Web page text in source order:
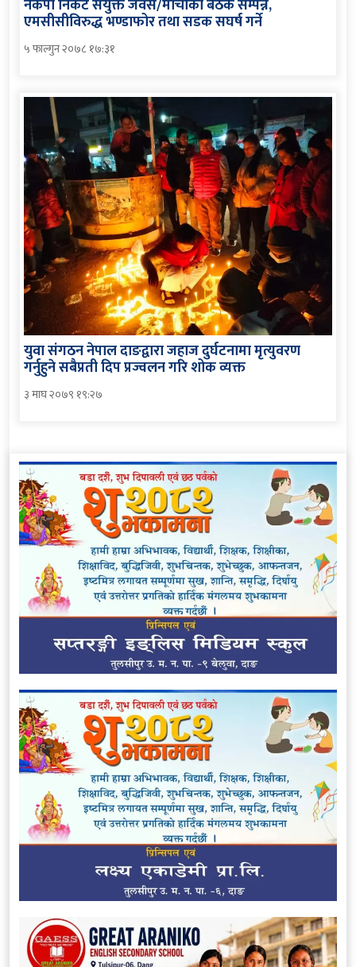
नेकपा निकट संयुक्त जवस/मार्चाको बैठक सम्पन्न,
एमसीसीविरुद्ध भण्डाफोर तथा सडक सघर्ष गर्ने
५ फाल्गुन २०७८ १७:३१
युवा संगठन नेपाल दाङद्वारा जहाज दुर्घटनामा मृत्युवरण
गर्नुहुने सबैप्रती दिप प्रज्वलन गरि शोक व्यक्त
३ माघ २०७९ १९:२७